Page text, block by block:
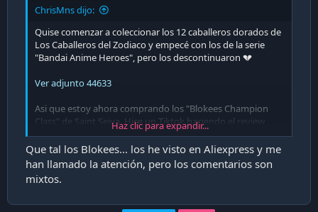
ChrisMns dijo:
Quise comenzar a coleccionar los 12 caballeros dorados de
Los Caballeros del Zodiaco y empecé con los de la serie
"Bandai Anime Heroes", pero los descontinuaron 💔
Ver adjunto 44633
Asi que estoy ahora comprando los "Blokees Champion
Class" de Saint Seiya. Hice un Tiktok haciendo el review
Haz clic para expandir...
Que tal los Blokees... los he visto en Aliexpress y me
han llamado la atención, pero los comentarios son
mixtos.